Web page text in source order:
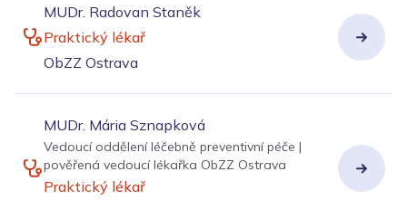
MUDr. Radovan Staněk
Praktický lékař
ObZZ Ostrava
MUDr. Mária Sznapková
Vedoucí oddělení léčebně preventivní péče |
pověřená vedoucí lékařka ObZZ Ostrava
Praktický lékař